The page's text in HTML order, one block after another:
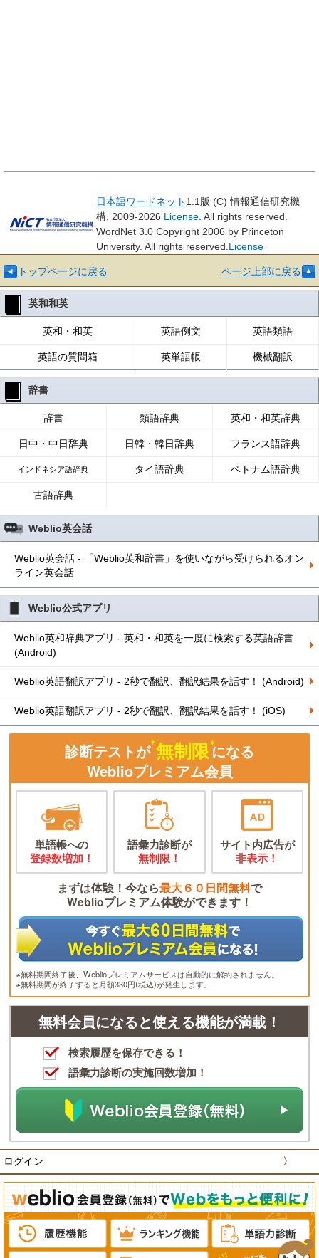
日本語ワードネット 1.1版 (C) 情報通信研究機
構, 2009-2026 License . All rights reserved.
WordNet 3.0 Copyright 2006 by Princeton
University. All rights reserved. License
トップページに戻る ページ上部に戻る
英和和英
英和・和英 英語例文 英語類語
英語の質問箱 英単語帳 機械翻訳
辞書
辞書 類語辞典 英和・和英辞典
日中・中日辞典 日韓・韓日辞典 フランス語辞典
インドネシア語辞典 タイ語辞典 ベトナム語辞典
古語辞典
Weblio英会話
Weblio英会話 - 「Weblio英和辞書」を使いながら受けられるオン
ライン英会話
Weblio公式アプリ
Weblio英和辞典アプリ - 英和・和英を一度に検索する英語辞書
(Android)
Weblio英語翻訳アプリ - 2秒で翻訳、翻訳結果を話す！ (Android)
Weblio英語翻訳アプリ - 2秒で翻訳、翻訳結果を話す！ (iOS)
診断テストが 無制限になる
Weblioプレミアム会員
単語帳への
登録数増加！
語彙力診断が
無制限！
サイト内広告が
非表示！
まずは体験！今なら最大６０日間無料で
Weblioプレミアム体験ができます！
※無料期間終了後、Weblioプレミアムサービスは自動的に解約されません。
※無料期間が終了すると月額330円(税込)が発生します。
無料会員になると使える機能が満載！
検索履歴を保存できる！
語彙力診断の実施回数増加！
ログイン 〉